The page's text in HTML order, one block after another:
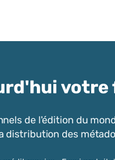
votre
de l'édition du
distribution des